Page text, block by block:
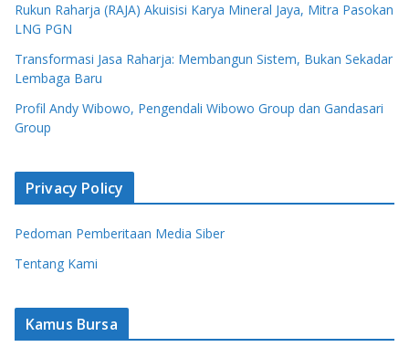
Rukun Raharja (RAJA) Akuisisi Karya Mineral Jaya, Mitra Pasokan
LNG PGN
Transformasi Jasa Raharja: Membangun Sistem, Bukan Sekadar
Lembaga Baru
Profil Andy Wibowo, Pengendali Wibowo Group dan Gandasari
Group
Privacy Policy
Pedoman Pemberitaan Media Siber
Tentang Kami
Kamus Bursa